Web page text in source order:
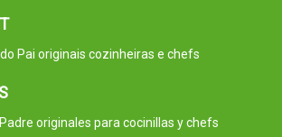
Pai originais cozinheiras e chefs
originales para cocinillas y chefs